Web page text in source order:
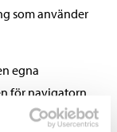
som använder
egna
för navigatorn